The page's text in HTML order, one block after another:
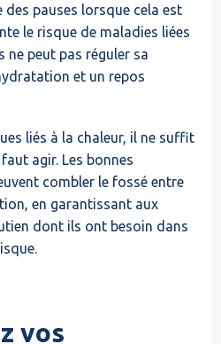
des pauses lorsque cela est
le risque de maladies liées
ne peut pas réguler sa
et un repos
liés à la chaleur, il ne suffit
agir. Les bonnes
combler le fossé entre
en garantissant aux
dont ils ont besoin dans
vos